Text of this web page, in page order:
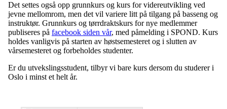
Det settes også opp grunnkurs og kurs for videreutvikling ved
jevne mellomrom, men det vil variere litt på tilgang på basseng og
instruktør. Grunnkurs og tørrdraktskurs for nye medlemmer
publiseres på facebook siden vår, med påmelding i SPOND. Kurs
holdes vanligvis på starten av høstsemesteret og i slutten av
vårsemesteret og forbeholdes studenter.
Er du utvekslingsstudent, tilbyr vi bare kurs dersom du studerer i
Oslo i minst et helt år.